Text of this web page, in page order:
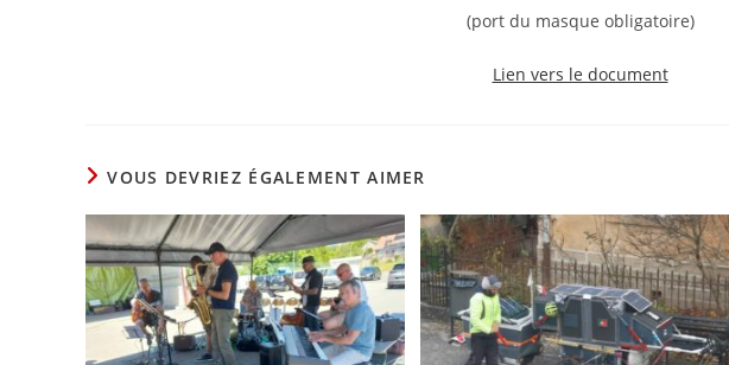
(port du masque obligatoire)
Lien vers le document
VOUS DEVRIEZ ÉGALEMENT AIMER